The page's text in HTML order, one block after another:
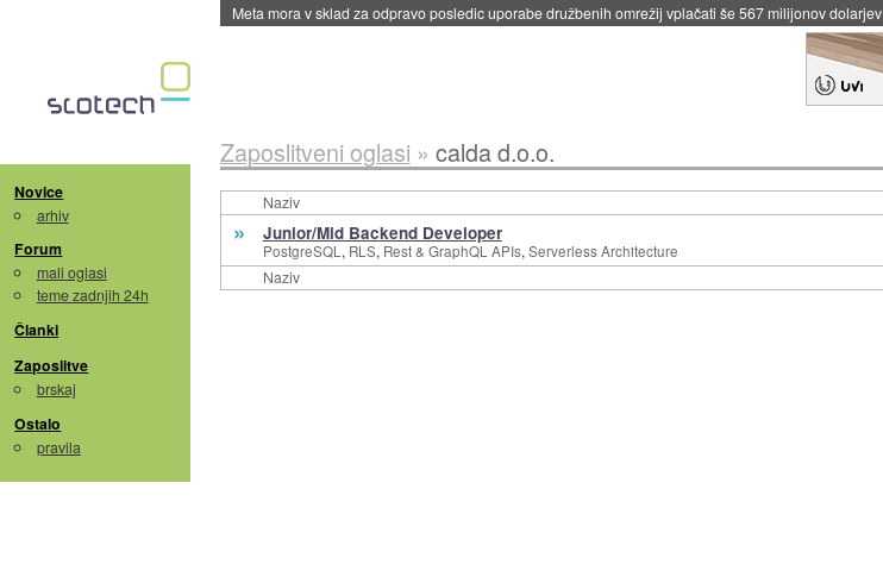
Meta mora v sklad za odpravo posledic uporabe družbenih omrežij vplačati še 567 milijonov dolarjev
Novice
arhiv
Forum
mali oglasi
teme zadnjih 24h
Članki
Zaposlitve
brskaj
Ostalo
pravila
Zaposlitveni oglasi » calda d.o.o.
Naziv
Naziv
» Junior/Mid Backend Developer
PostgreSQL , RLS, Rest & GraphQL APIs, Serverless Architecture